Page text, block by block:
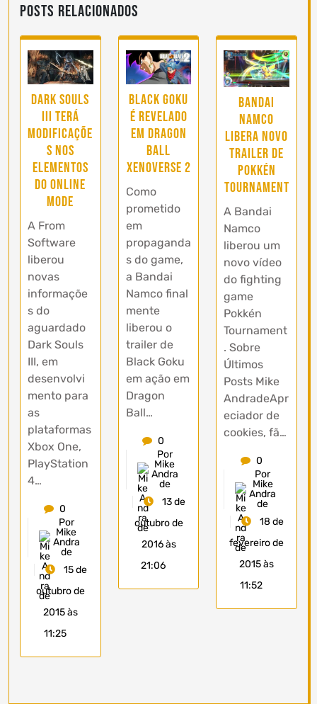
Posts Relacionados
Dark Souls
III terá
modificaçõe
s nos
elementos
do online
mode
A From
Software
liberou
novas
informaçõe
s do
aguardado
Dark Souls
III, em
desenvolvi
mento para
as
plataformas
Xbox One,
PlayStation
4…
0
Por
Mike
Andra
de
15 de
outubro de
2015 às
11:25
Black Goku
é revelado
em Dragon
Ball
Xenoverse 2
Como
prometido
em
propaganda
s do game,
a Bandai
Namco final
mente
liberou o
trailer de
Black Goku
em ação em
Dragon
Ball…
0
Por
Mike
Andra
de
13 de
outubro de
2016 às
21:06
Bandai
Namco
libera novo
trailer de
Pokkén
Tournament
A Bandai
Namco
liberou um
novo vídeo
do fighting
game
Pokkén
Tournament
. Sobre
Últimos
Posts Mike
AndradeApr
eciador de
cookies, fã…
0
Por
Mike
Andra
de
18 de
fevereiro de
2015 às
11:52